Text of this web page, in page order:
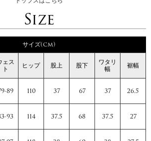
Size
サイズ(cm)
ェス
ト ヒップ 股上 股下 ワタリ
幅 裾幅
89 110 37 67 37 26.5
93 114 37.5 68 37.5 27